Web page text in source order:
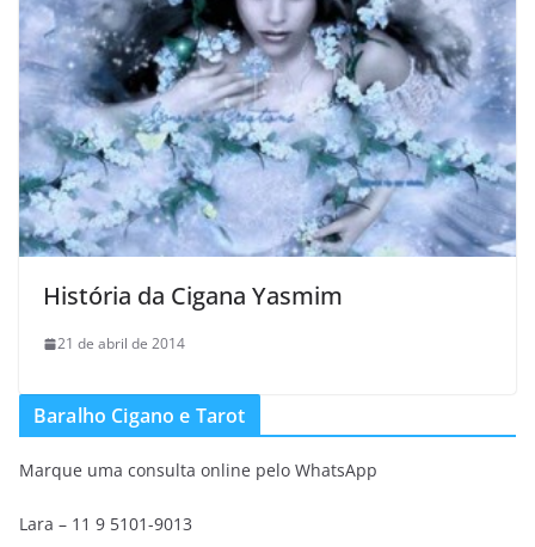
História da Cigana Yasmim
21 de abril de 2014
Baralho Cigano e Tarot
Marque uma consulta online pelo WhatsApp
Lara – 11 9 5101-9013